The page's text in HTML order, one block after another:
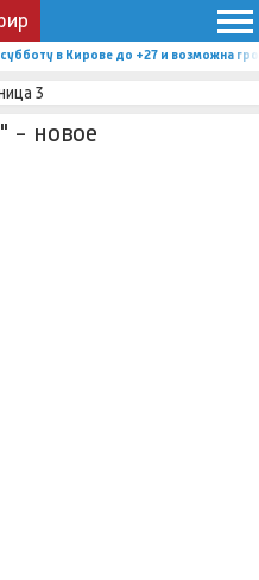
в Кирове до +27 и возможна
3
- новое